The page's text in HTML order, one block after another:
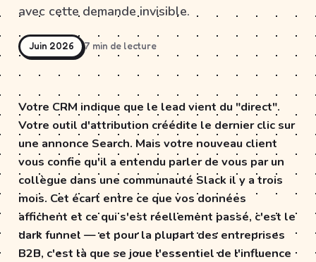
avec cette demande invisible.
Juin 2026 7 min de lecture
Votre CRM indique que le lead vient du "direct".
Votre outil d'attribution créédite le dernier clic sur
une annonce Search. Mais votre nouveau client
vous confie qu'il a entendu parler de vous par un
collègue dans une communauté Slack il y a trois
mois. Cet écart entre ce que vos données
affichent et ce qui s'est réellement passé, c'est le
dark funnel — et pour la plupart des entreprises
B2B, c'est là que se joue l'essentiel de l'influence